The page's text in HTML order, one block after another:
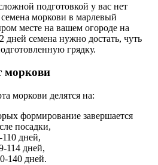
подготовкой у вас нет
моркови в марлевый
месте на вашем огороде на
семена нужно достать, чуть
грядку.
моркови
моркови делятся на:
формирование завершается
посадки,
дней,
114 дней,
140 дней.